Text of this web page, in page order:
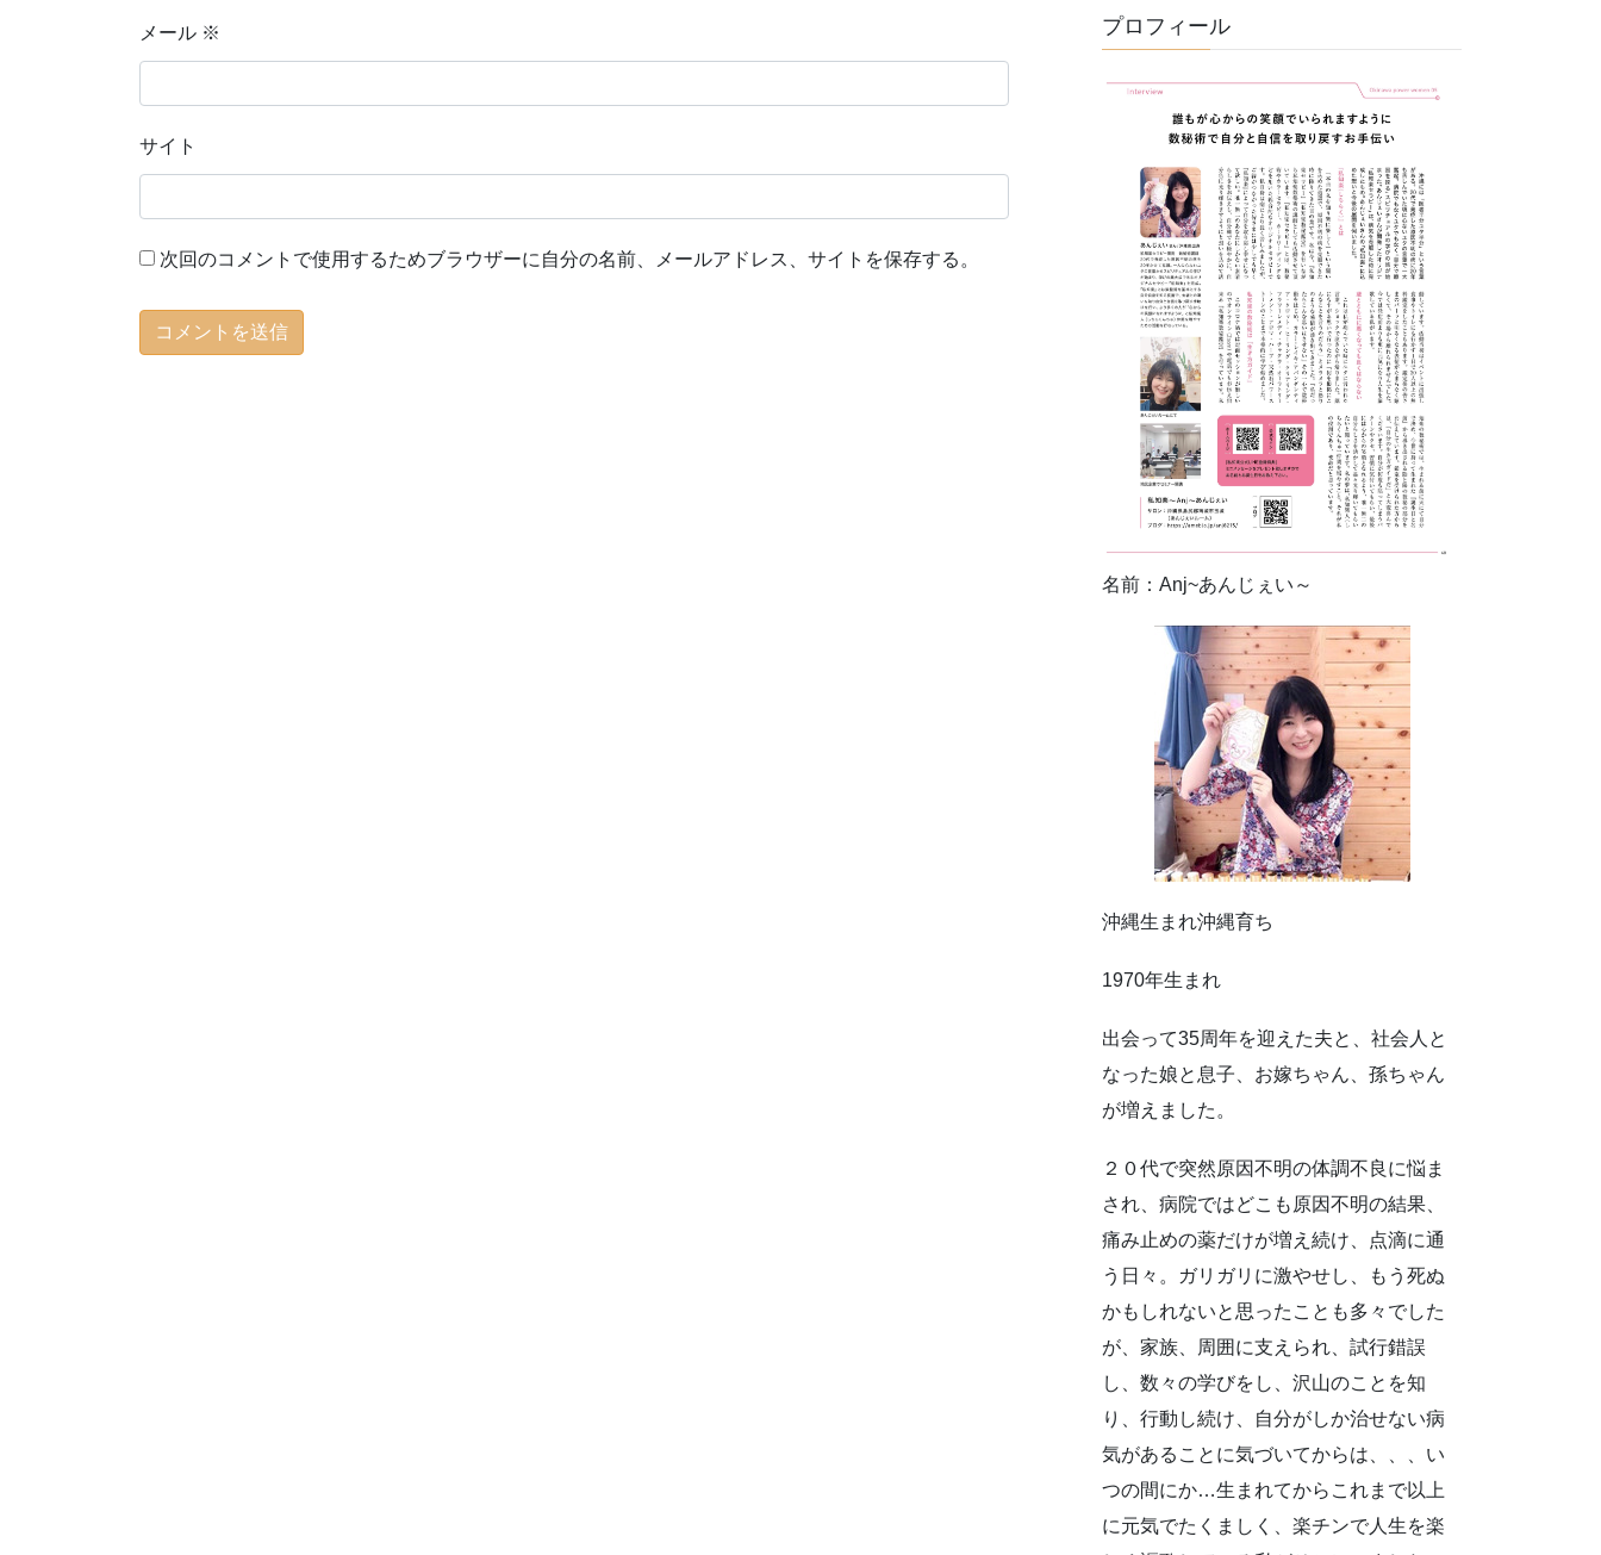
メール ※
サイト
次回のコメントで使用するためブラウザーに自分の名前、メールアドレス、サイトを保存する。
プロフィール
名前：Anj~あんじぇい～
沖縄生まれ沖縄育ち
1970年生まれ
出会って35周年を迎えた夫と、社会人と
なった娘と息子、お嫁ちゃん、孫ちゃん
が増えました。
２０代で突然原因不明の体調不良に悩ま
され、病院ではどこも原因不明の結果、
痛み止めの薬だけが増え続け、点滴に通
う日々。ガリガリに激やせし、もう死ぬ
かもしれないと思ったことも多々でした
が、家族、周囲に支えられ、試行錯誤
し、数々の学びをし、沢山のことを知
り、行動し続け、自分がしか治せない病
気があることに気づいてからは、、、い
つの間にか…生まれてからこれまで以上
に元気でたくましく、楽チンで人生を楽